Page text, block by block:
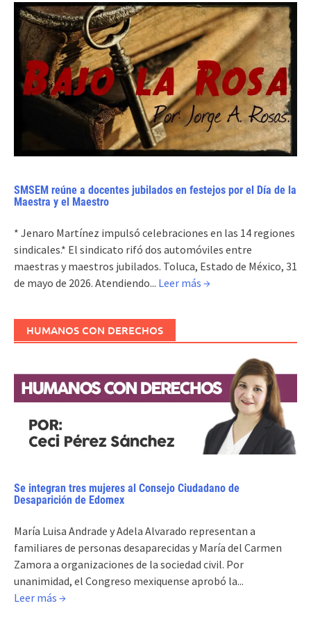
SMSEM reúne a docentes jubilados en festejos por el Día de la
Maestra y el Maestro
* Jenaro Martínez impulsó celebraciones en las 14 regiones
sindicales.* El sindicato rifó dos automóviles entre
maestras y maestros jubilados. Toluca, Estado de México, 31
de mayo de 2026. Atendiendo... Leer más →
HUMANOS CON DERECHOS
Se integran tres mujeres al Consejo Ciudadano de
Desaparición de Edomex
María Luisa Andrade y Adela Alvarado representan a
familiares de personas desaparecidas y María del Carmen
Zamora a organizaciones de la sociedad civil. Por
unanimidad, el Congreso mexiquense aprobó la...
Leer más →